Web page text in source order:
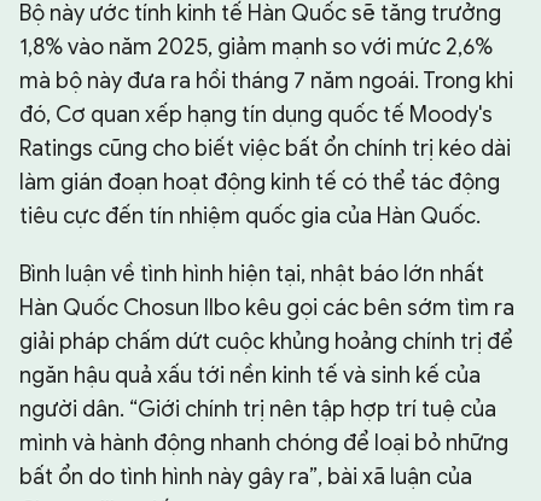
Bộ này ước tính kinh tế Hàn Quốc sẽ tăng trưởng
1,8% vào năm 2025, giảm mạnh so với mức 2,6%
mà bộ này đưa ra hồi tháng 7 năm ngoái. Trong khi
đó, Cơ quan xếp hạng tín dụng quốc tế Moody's
Ratings cũng cho biết việc bất ổn chính trị kéo dài
làm gián đoạn hoạt động kinh tế có thể tác động
tiêu cực đến tín nhiệm quốc gia của Hàn Quốc.
Bình luận về tình hình hiện tại, nhật báo lớn nhất
Hàn Quốc Chosun Ilbo kêu gọi các bên sớm tìm ra
giải pháp chấm dứt cuộc khủng hoảng chính trị để
ngăn hậu quả xấu tới nền kinh tế và sinh kế của
người dân. “Giới chính trị nên tập hợp trí tuệ của
mình và hành động nhanh chóng để loại bỏ những
bất ổn do tình hình này gây ra”, bài xã luận của